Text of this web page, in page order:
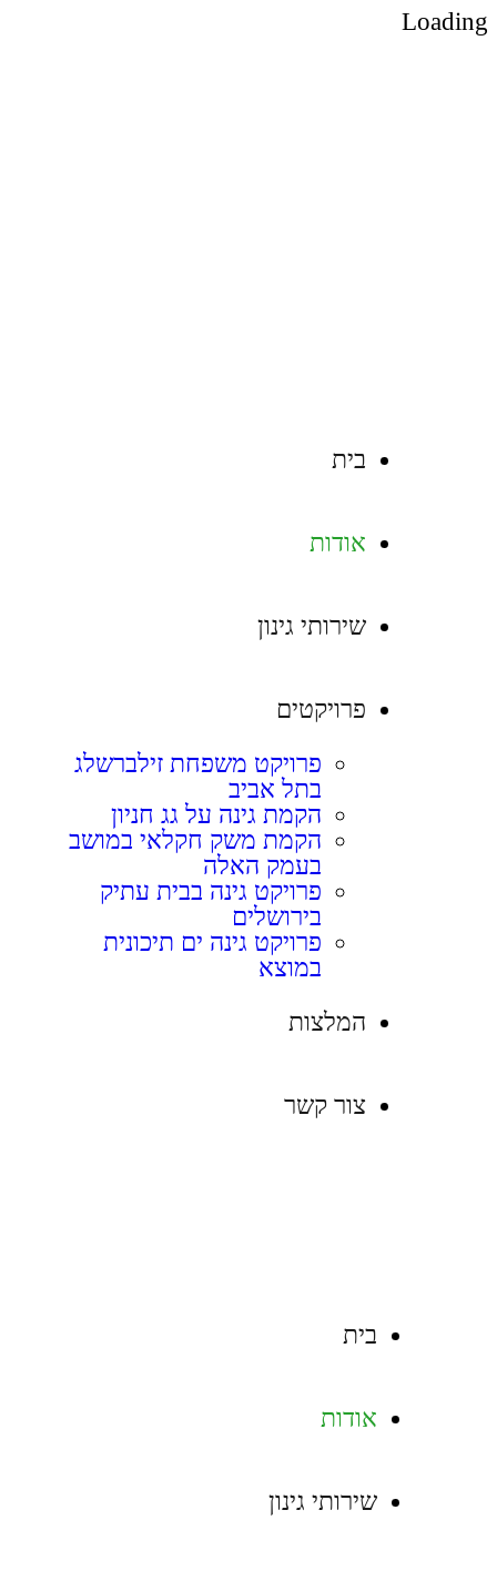
Loading
בית
אודות
שירותי גינון
פרויקטים
פרויקט משפחת זילברשלג
בתל אביב
הקמת גינה על גג חניון
הקמת משק חקלאי במושב
בעמק האלה
פרויקט גינה בבית עתיק
בירושלים
פרויקט גינה ים תיכונית
במוצא
המלצות
צור קשר
בית
אודות
שירותי גינון